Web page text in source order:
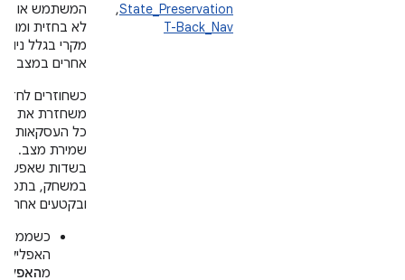
State_Preservation
,
T-Back_Nav
המשתמש או
לא בחזית
מקרי בגלל ניווט
אחרים במצב
כשחוזרים
משחזרת את
כל העסקאות
שמירת מצב.
בשדות שאפשר
במשחק,
ובקטעים
מ